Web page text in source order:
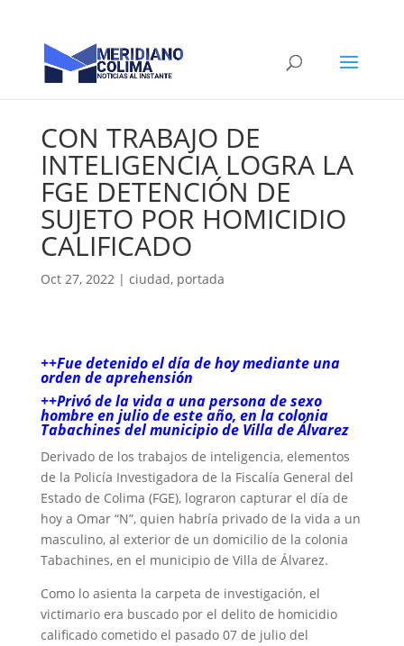
CON TRABAJO DE
INTELIGENCIA LOGRA LA
FGE DETENCIÓN DE
SUJETO POR HOMICIDIO
CALIFICADO
Oct 27, 2022| ciudad, portada
++Fue detenido el día de hoy mediante una
orden de aprehensión
++Privó de la vida a una persona de sexo
hombre en julio de este año, en la colonia
Tabachines del municipio de Villa de Álvarez
Derivado de los trabajos de inteligencia, elementos
de la Policía Investigadora de la Fiscalía General del
Estado de Colima (FGE), lograron capturar el día de
hoy a Omar “N”, quien habría privado de la vida a un
masculino, al exterior de un domicilio de la colonia
Tabachines, en el municipio de Villa de Álvarez.
Como lo asienta la carpeta de investigación, el
victimario era buscado por el delito de homicidio
calificado cometido el pasado 07 de julio del